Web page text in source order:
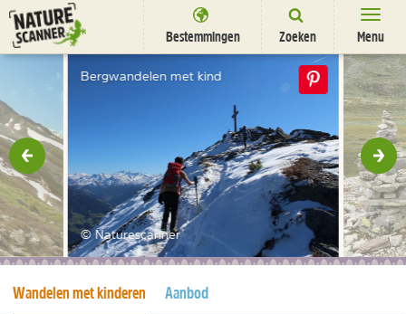
Ga
naar
content
Bestemmingen Zoeken Menu
Bestemmingen
Overnachten
Activiteiten
Natuurparken
Dieren
Nieuwsbrief Uitgelicht
Bergwandelen met kind
© Naturescanner
Huidige pagina
Wandelen met kinderen Aanbod